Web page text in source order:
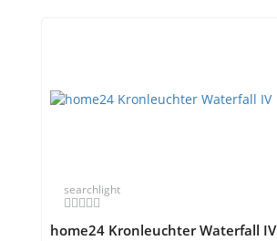
searchlight
home24 Kronleuchter Waterfall IV